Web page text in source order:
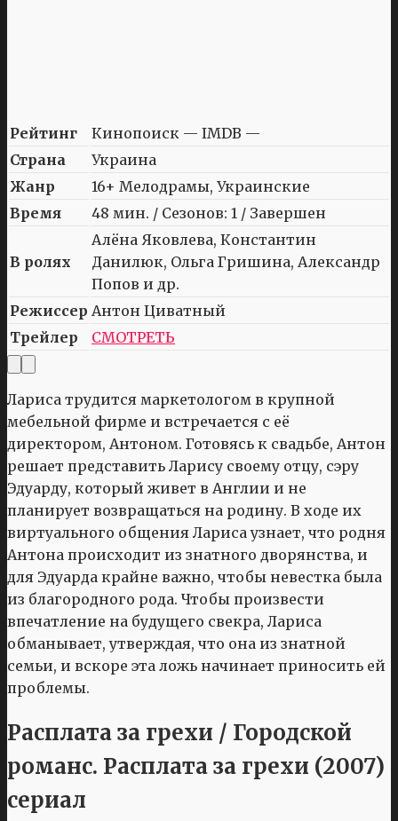
Рейтинг
Кинопоиск — IMDB —
Страна
Украина
Жанр
16+ Мелодрамы, Украинские
Время
48 мин. / Сезонов: 1 / Завершен
В ролях
Алёна Яковлева, Константин
Данилюк, Ольга Гришина, Александр
Попов и др.
Режиссер Антон Циватный
Трейлер
СМОТРЕТЬ
Лариса трудится маркетологом в крупной
мебельной фирме и встречается с её
директором, Антоном. Готовясь к свадьбе, Антон
решает представить Ларису своему отцу, сэру
Эдуарду, который живет в Англии и не
планирует возвращаться на родину. В ходе их
виртуального общения Лариса узнает, что родня
Антона происходит из знатного дворянства, и
для Эдуарда крайне важно, чтобы невестка была
из благородного рода. Чтобы произвести
впечатление на будущего свекра, Лариса
обманывает, утверждая, что она из знатной
семьи, и вскоре эта ложь начинает приносить ей
проблемы.
Расплата за грехи / Городской
романс. Расплата за грехи (2007)
сериал